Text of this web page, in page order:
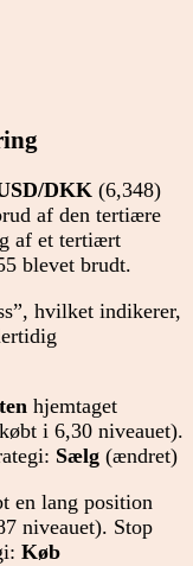
DKK (6,348)
af den tertiære
af et tertiært
blevet brudt.
hvilket indikerer,
hjemtaget
i 6,30 niveauet).
Sælg (ændret)
en lang position
niveauet). Stop
Køb